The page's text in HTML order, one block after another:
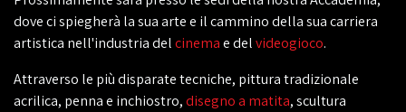
dove ci spiegherà la sua arte e il cammino della sua carriera
artistica nell'industria delcinemae delvideogioco.
Attraverso le più disparate tecniche, pittura tradizionale
acrilica, penna e inchiostro,disegno a matita, scultura